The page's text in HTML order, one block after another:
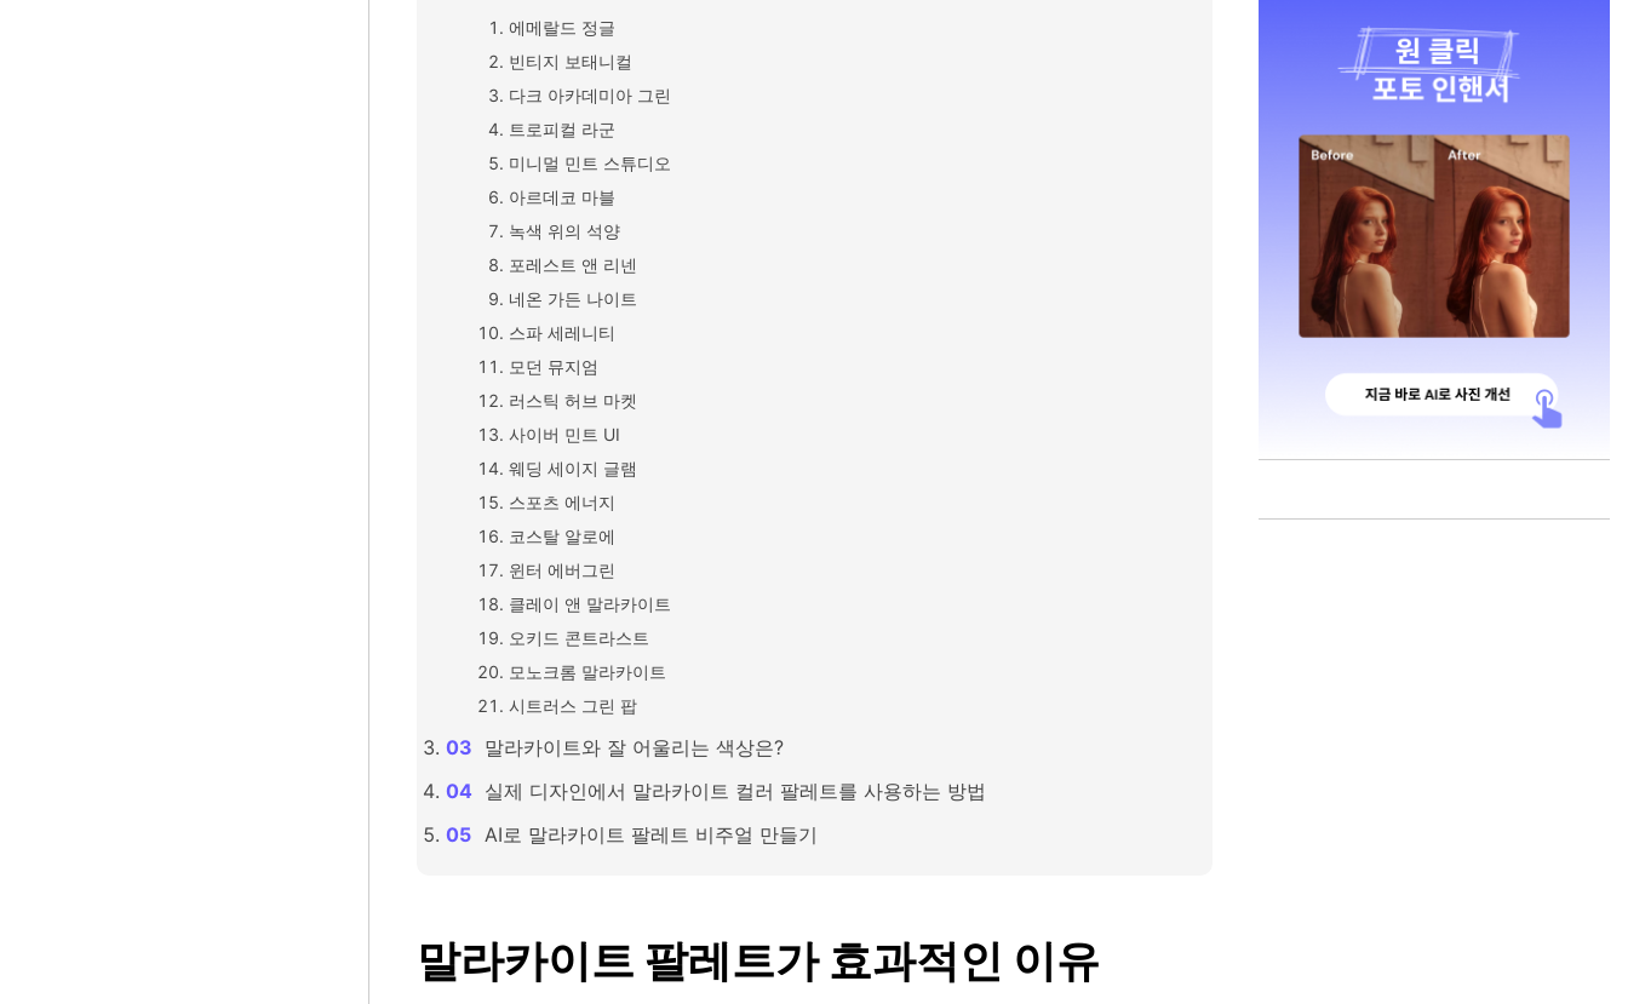
에메랄드 정글
빈티지 보태니컬
다크 아카데미아 그린
트로피컬 라군
미니멀 민트 스튜디오
아르데코 마블
녹색 위의 석양
포레스트 앤 리넨
네온 가든 나이트
스파 세레니티
모던 뮤지엄
러스틱 허브 마켓
사이버 민트 UI
웨딩 세이지 글램
스포츠 에너지
코스탈 알로에
윈터 에버그린
클레이 앤 말라카이트
오키드 콘트라스트
모노크롬 말라카이트
시트러스 그린 팝
말라카이트와 잘 어울리는 색상은?
실제 디자인에서 말라카이트 컬러 팔레트를 사용하는 방법
AI로 말라카이트 팔레트 비주얼 만들기
말라카이트 팔레트가 효과적인 이유